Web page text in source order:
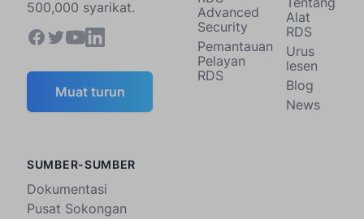
500,000 syarikat.
Muat turun
Advanced
Security
Pemantauan
Pelayan
RDS
SUMBER-SUMBER
Dokumentasi
Pusat Sokongan
Alat
RDS
Urus
lesen
Blog
News